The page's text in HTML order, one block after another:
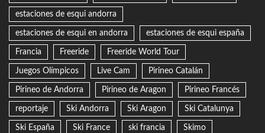
estaciones de esqui andorra
estaciones de esqui en andorra estaciones de esqui españa
Francia Freeride Freeride World Tour
Juegos Olímpicos Live Cam Pirineo Catalán
Pirineo de Andorra Pirineo de Aragon Pirineo Francés
reportaje Ski Andorra Ski Aragon Ski Catalunya
Ski España Ski France ski francia Skimo